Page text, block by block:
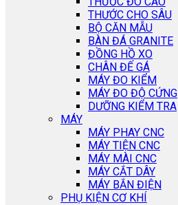
THƯỚC CHO SÂU
BỘ CĂN MẪU
BÀN ĐÁ GRANITE
ĐỒNG HỒ XO
CHÂN ĐẾ GÁ
MÁY ĐO KIỂM
MÁY ĐO ĐỘ CỨNG
DƯỠNG KIỂM TRA
MÁY
MÁY PHAY CNC
MÁY TIỆN CNC
MÁY MÀI CNC
MÁY CẮT DÂY
MÁY BẮN ĐIỆN
PHỤ KIỆN CƠ KHÍ